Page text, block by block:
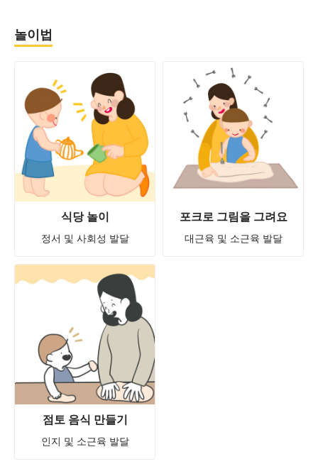
놀이법
식당 놀이
정서 및 사회성 발달
포크로 그림을 그려요
대근육 및 소근육 발달
점토 음식 만들기
인지 및 소근육 발달